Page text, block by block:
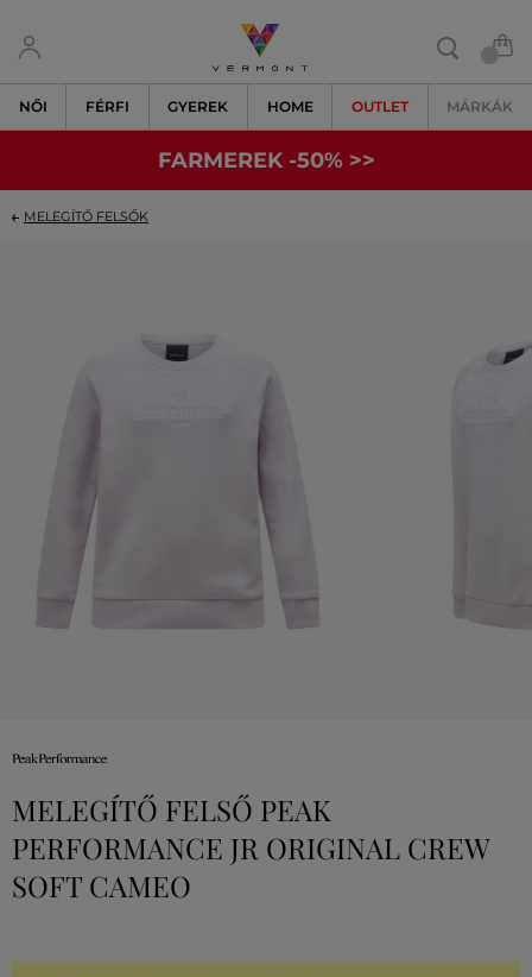
NŐI FÉRFI GYEREK HOME OUTLET MÁRKÁK
FARMEREK -50% >>
MELEGÍTŐ FELSŐK
MELEGÍTŐ FELSŐ PEAK
PERFORMANCE JR ORIGINAL CREW
SOFT CAMEO